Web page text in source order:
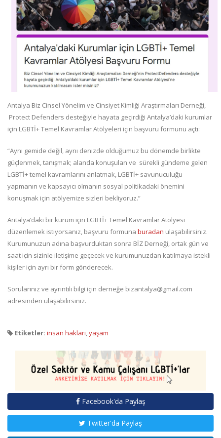
Antalya Biz Cinsel Yönelim ve Cinsiyet Kimliği Araştırmaları Derneği,
Protect Defenders desteğiyle hayata geçirdiği Antalya’daki kurumlar
için LGBTİ+ Temel Kavramlar Atölyeleri için başvuru formunu açtı:
“Aynı gemide değil, aynı denizde olduğumuz bu dönemde birlikte
güçlenmek, tanışmak; alanda konuşulan ve sürekli gündeme gelen
LGBTİ+ temel kavramlarını anlatmak, LGBTİ+ savunuculuğu
yapmanın ve kapsayıcı olmanın sosyal politikadaki önemini
konuşmak için atölyemize sizleri bekliyoruz.”
Antalya’daki bir kurum için LGBTİ+ Temel Kavramlar Atölyesi
düzenlemek istiyorsanız, başvuru formuna buradan ulaşabilirsiniz.
Kurumunuzun adına başvurduktan sonra BİZ Derneği, ortak gün ve
saat için sizinle iletişime geçecek ve kurumunuzdan katılmaya istekli
kişiler için ayrı bir form gönderecek.
Sorularınız ve ayrıntılı bilgi için derneğe bizantalya@gmail.com
adresinden ulaşabilirsiniz.
Etiketler: insan hakları,yaşam
Facebook'da Paylaş
Twitter'da Paylaş